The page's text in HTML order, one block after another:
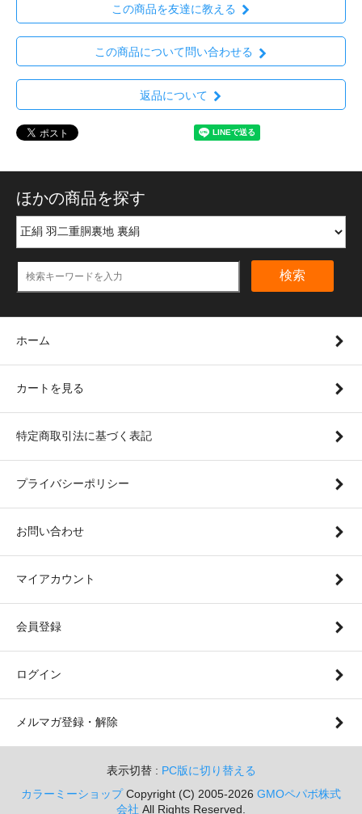
この商品を友達に教える
この商品について問い合わせる
返品について
ほかの商品を探す
検索
ホーム
カートを見る
特定商取引法に基づく表記
プライバシーポリシー
お問い合わせ
マイアカウント
会員登録
ログイン
メルマガ登録・解除
表示切替 : PC版に切り替える
カラーミーショップCopyright (C) 2005-2026 GMOペパボ株式
会社 All Rights Reserved.